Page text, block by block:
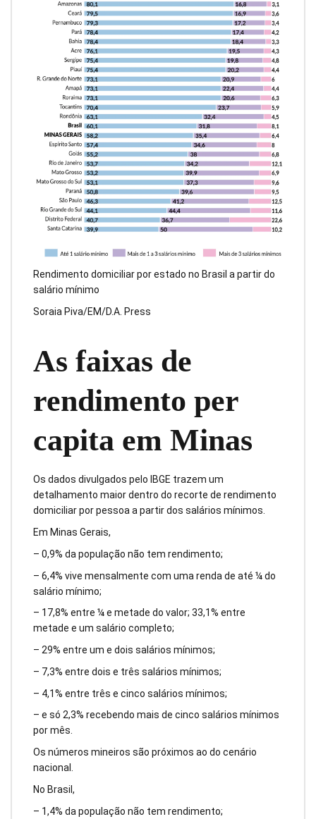
Rendimento domiciliar por estado no Brasil a partir do
salário mínimo
Soraia Piva/EM/D.A. Press
As faixas de
rendimento per
capita em Minas
Os dados divulgados pelo IBGE trazem um
detalhamento maior dentro do recorte de rendimento
domiciliar por pessoa a partir dos salários mínimos.
Em Minas Gerais,
– 0,9% da população não tem rendimento;
– 6,4% vive mensalmente com uma renda de até ¼ do
salário mínimo;
– 17,8% entre ¼ e metade do valor; 33,1% entre
metade e um salário completo;
– 29% entre um e dois salários mínimos;
– 7,3% entre dois e três salários mínimos;
– 4,1% entre três e cinco salários mínimos;
– e só 2,3% recebendo mais de cinco salários mínimos
por mês.
Os números mineiros são próximos ao do cenário
nacional.
No Brasil,
– 1,4% da população não tem rendimento;